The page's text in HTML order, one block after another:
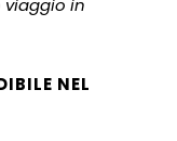
in
NEL